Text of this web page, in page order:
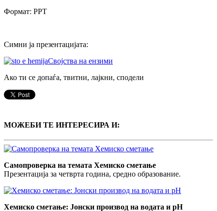
Формат: PPT
Симни ја презентацијата:
Својства на ензими
Ако ти се допаѓа, твитни, лајкни, сподели
МОЖЕБИ ТЕ ИНТЕРЕСИРА И:
Самопроверка на темата Хемиско сметање
Презентација за четврта година, средно образование.
Хемиско сметање: Јонски производ на водата и pH